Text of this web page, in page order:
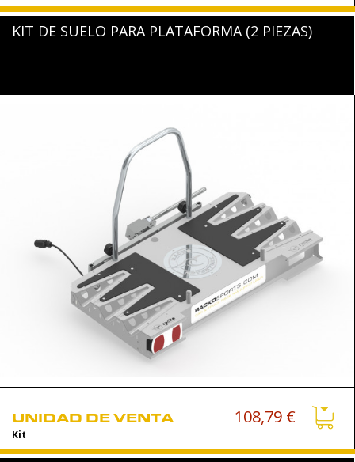
KIT DE SUELO PARA PLATAFORMA (2 PIEZAS)
UNIDAD DE VENTA
Kit
108,79 €